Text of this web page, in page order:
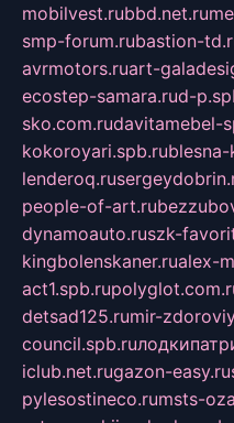
mobilvest.rubbd.net.ru
smp-forum.rubastion-
avrmotors.ruart-
ecostep-samara.rud-
sko.com.rudavitamebel-
kokoroyari.spb.rublesna-
lenderoq.ru
people-of-art.ru
dynamoauto.ruszk-
kingbolenskaner.rualex-
act1.spb.ru
detsad125.rumir-
council.spb.ru
iclub.net.rugazon-easy.ru
pylesostineco.rumsts-